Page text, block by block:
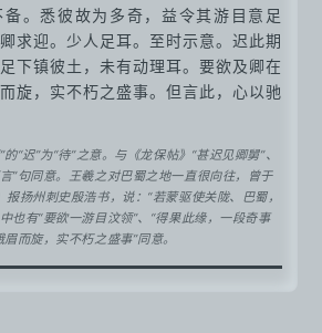
备。悉彼故为多奇，益令其游目意足
求迎。少人足耳。至时示意。迟此期
下镇彼土，未有动理耳。要欲及卿在
旋，实不朽之盛事。但言此，心以驰
的“迟”为“待”之意。与《龙保帖》“甚迟见卿舅”、
”句同意。王羲之对巴蜀之地一直很向往，曾于
扬州刺史殷浩书，说：“若蒙驱使关陇、巴蜀，
也有“要欲一游目汶领”、“得果此缘，一段奇事
而旋，实不朽之盛事”同意。